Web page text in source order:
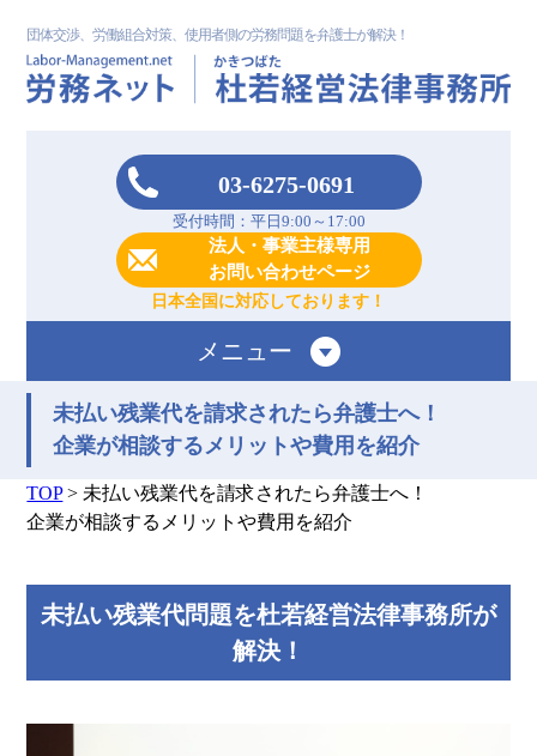
団体交渉、労働組合対策、使用者側の労務問題を弁護士が解決！
03-6275-0691
受付時間：平日9:00～17:00
法人・事業主様専用
お問い合わせページ
日本全国に対応しております！
メニュー
未払い残業代を請求されたら弁護士へ！
企業が相談するメリットや費用を紹介
TOP> 未払い残業代を請求されたら弁護士へ！
企業が相談するメリットや費用を紹介
未払い残業代問題を杜若経営法律事務所が
解決！